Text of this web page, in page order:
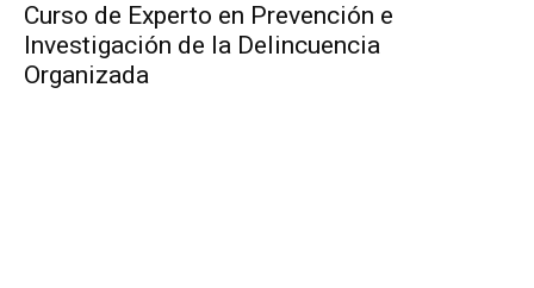
Curso de Experto en Prevención e
Investigación de la Delincuencia
Organizada